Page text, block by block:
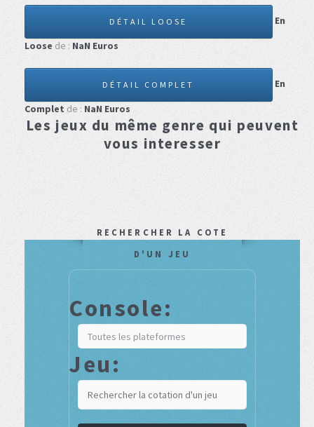
DÉTAIL LOOSE
En
Loose de : NaN Euros
DÉTAIL COMPLET
En
Complet de : NaN Euros
Les jeux du même genre qui peuvent
vous interesser
RECHERCHER LA COTE
D'UN JEU
Console:
Jeu: